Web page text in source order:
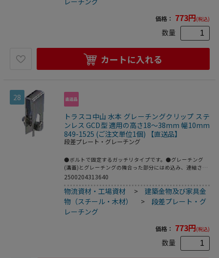
価格： 773円(税込)
数量
カートに入れる
28
トラスコ中山 水本 グレーチングクリップ ステ
ンレス GCD型 適用の高さ18～38mm 幅10mm
849-1525 (ご注文単位1個) 【直送品】
段差プレート・グレーチング
●ボルトで固定するガッチリタイプです。●グレーチング
(溝蓋)とグレーチングの隣合った部分にはめ込み、連結させ
る事で、衝撃による跳ね上げ事故を防いだり、グレーチング
M8●L(mm)：55●T(mm)：2●適用の高さ(mm)：18～
38●W1(mm)：10●材質：ステンレス(SUS304)●仕上げ：
バレル研磨仕上げ
2500204313640
物流資材・工場資材 >建築金物及び家具金
物（スチール・木材）
>段差プレート・グ
レーチング
価格： 773円(税込)
数量